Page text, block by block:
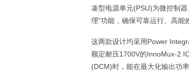
凑型电源单元(PSU)为微控制
理”功能，确保可靠运行、高能
这两款设计均采用Power
额定耐压1700V的InnoMux-2
(DCM)时，能在最大化输出功